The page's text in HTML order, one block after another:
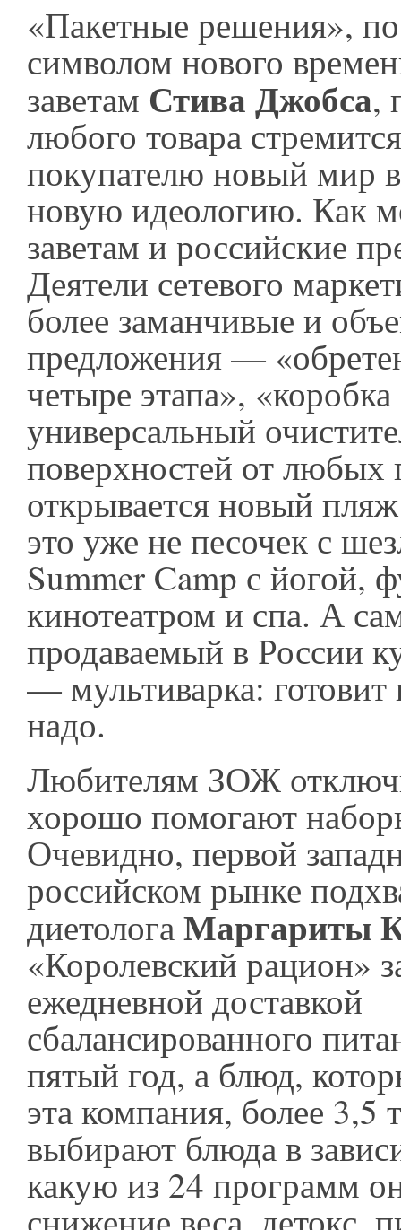
«Пакетные решения»,
символом нового
заветам Стива Джобса,
любого товара
покупателю новый мир
новую идеологию. Как
заветам и российские
Деятели сетевого
более заманчивые и
предложения —
четыре этапа»,
универсальный
поверхностей от любых
открывается новый
это уже не песочек с
Summer Camp с йогой,
кинотеатром и спа. А
продаваемый в России
— мультиварка: готовит
надо.
Любителям ЗОЖ
хорошо помогают
Очевидно, первой
российском рынке
диетологаМаргариты
«Королевский рацион»
ежедневной доставкой
сбалансированного
пятый год, а блюд,
эта компания, более
выбирают блюда в
какую из 24 программ